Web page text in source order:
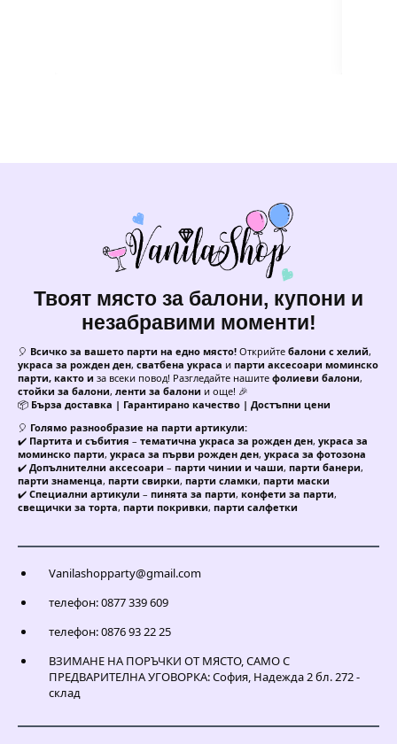
Твоят място за балони, купони и
незабравими моменти!
🎈 Всичко за вашето парти на едно място! Открийте балони с хелий,
украса за рожден ден, сватбена украса и парти аксесоари моминско
парти, както и за всеки повод! Разгледайте нашите фолиеви балони,
стойки за балони, ленти за балони и още! 🎉
📦 Бърза доставка | Гарантирано качество | Достъпни цени
🎈 Голямо разнообразие на парти артикули:
✔️ Партита и събития – тематична украса за рожден ден, украса за
моминско парти, украса за първи рожден ден, украса за фотозона
✔️ Допълнителни аксесоари – парти чинии и чаши, парти банери,
парти знаменца, парти свирки, парти сламки, парти маски
✔️ Специални артикули – пинята за парти, конфети за парти,
свещички за торта, парти покривки, парти салфетки
Vanilashopparty@gmail.com
телефон: 0877 339 609
телефон: 0876 93 22 25
ВЗИМАНЕ НА ПОРЪЧКИ ОТ МЯСТО, САМО С
ПРЕДВАРИТЕЛНА УГОВОРКА: София, Надежда 2 бл. 272 -
склад